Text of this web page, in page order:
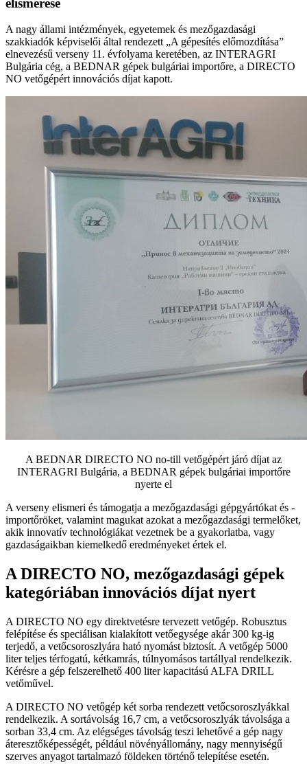
elismerése
A nagy állami intézmények, egyetemek és mezőgazdasági
szakkiadók képviselői által rendezett „A gépesítés előmozdítása”
elnevezésű verseny 11. évfolyama keretében, az INTERAGRI
Bulgária cég, a BEDNAR gépek bulgáriai importőre, a DIRECTO
NO vetőgépért innovációs díjat kapott.
A BEDNAR DIRECTO NO no-till vetőgépért járó díjat az
INTERAGRI Bulgária, a BEDNAR gépek bulgáriai importőre
nyerte el
A verseny elismeri és támogatja a mezőgazdasági gépgyártókat és -
importőröket, valamint magukat azokat a mezőgazdasági termelőket,
akik innovatív technológiákat vezetnek be a gyakorlatba, vagy
gazdaságaikban kiemelkedő eredményeket értek el.
A DIRECTO NO, mezőgazdasági gépek
kategóriában innovációs díjat nyert
A DIRECTO NO egy direktvetésre tervezett vetőgép. Robusztus
felépítése és speciálisan kialakított vetőegysége akár 300 kg-ig
terjedő, a vetőcsoroszlyára ható nyomást biztosít. A vetőgép 5000
liter teljes térfogatú, kétkamrás, túlnyomásos tartállyal rendelkezik.
Kérésre a gép felszerelhető 400 liter kapacitású ALFA DRILL
vetőművel.
A DIRECTO NO vetőgép két sorba rendezett vetőcsoroszlyákkal
rendelkezik. A sortávolság 16,7 cm, a vetőcsoroszlyák távolsága a
sorban 33,4 cm. Az elégséges távolság teszi lehetővé a gép nagy
áteresztőképességét, például növényállomány, nagy mennyiségű
szerves anyagot tartalmazó földeken történő telepítése esetén.